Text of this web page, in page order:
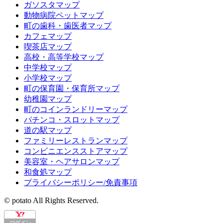
ガソスタマップ
動物病院ペットマップ
町の歯科・歯医者マップ
カフェマップ
喫茶店マップ
高校・高等学校マップ
中学校マップ
小学校マップ
町の保育園・保育所マップ
幼稚園マップ
町のコインランドリーマップ
パチンコ・スロットマップ
道の駅マップ
ファミリーレストランマップ
コンビニエンスストアマップ
美容室・ヘアサロンマップ
和食処マップ
プライバシーポリシー/免責事項
© potato All Rights Reserved.